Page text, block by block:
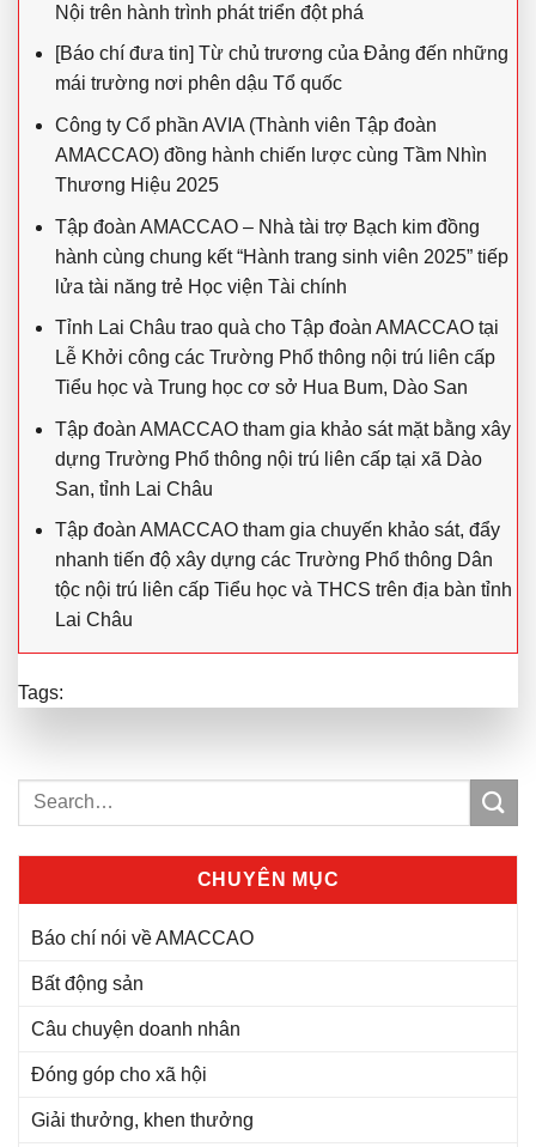
Nội trên hành trình phát triển đột phá
[Báo chí đưa tin] Từ chủ trương của Đảng đến những
mái trường nơi phên dậu Tổ quốc
Công ty Cổ phần AVIA (Thành viên Tập đoàn
AMACCAO) đồng hành chiến lược cùng Tầm Nhìn
Thương Hiệu 2025
Tập đoàn AMACCAO – Nhà tài trợ Bạch kim đồng
hành cùng chung kết “Hành trang sinh viên 2025” tiếp
lửa tài năng trẻ Học viện Tài chính
Tỉnh Lai Châu trao quà cho Tập đoàn AMACCAO tại
Lễ Khởi công các Trường Phổ thông nội trú liên cấp
Tiểu học và Trung học cơ sở Hua Bum, Dào San
Tập đoàn AMACCAO tham gia khảo sát mặt bằng xây
dựng Trường Phổ thông nội trú liên cấp tại xã Dào
San, tỉnh Lai Châu
Tập đoàn AMACCAO tham gia chuyến khảo sát, đẩy
nhanh tiến độ xây dựng các Trường Phổ thông Dân
tộc nội trú liên cấp Tiểu học và THCS trên địa bàn tỉnh
Lai Châu
Tags:
CHUYÊN MỤC
Báo chí nói về AMACCAO
Bất động sản
Câu chuyện doanh nhân
Đóng góp cho xã hội
Giải thưởng, khen thưởng